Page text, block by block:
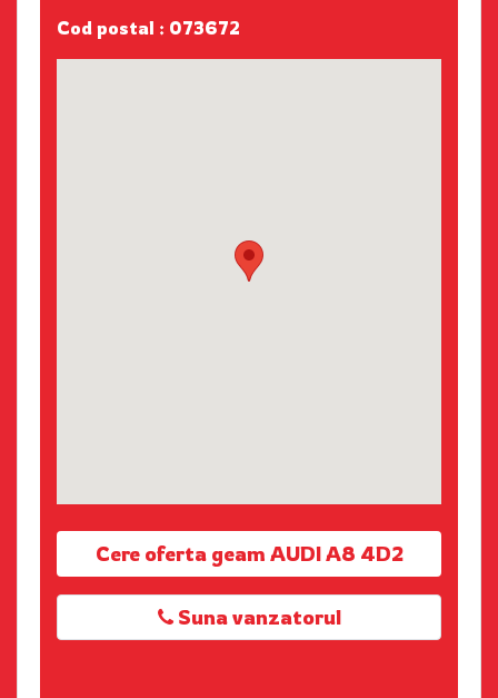
Cod postal : 073672
Cere oferta geam AUDI A8 4D2
Suna vanzatorul